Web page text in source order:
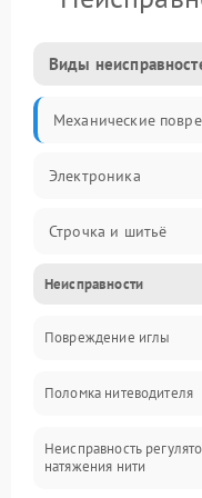
Виды
Механические
Электроника
Строчка и шитьё
Прочие неисправности
Подача ткани
Игловодитель и
Ножи и обрезка
Неисправности
Повреждение иглы
Поломка нитеводителя
Неисправность
натяжения нити